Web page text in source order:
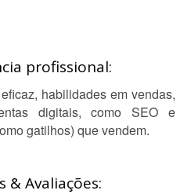
profissional:
habilidades em vendas,
digitais, como SEO e
gatilhos) que vendem.
Avaliações: